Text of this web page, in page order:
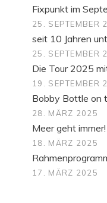
Fixpunkt im
25. SEPTEMBER
seit 10 Jahren
25. SEPTEMBER
Die Tour 2025
19. SEPTEMBER
Bobby Bottle on
28. MÄRZ 2025
Meer geht immer!
18. MÄRZ 2025
17. MÄRZ 2025